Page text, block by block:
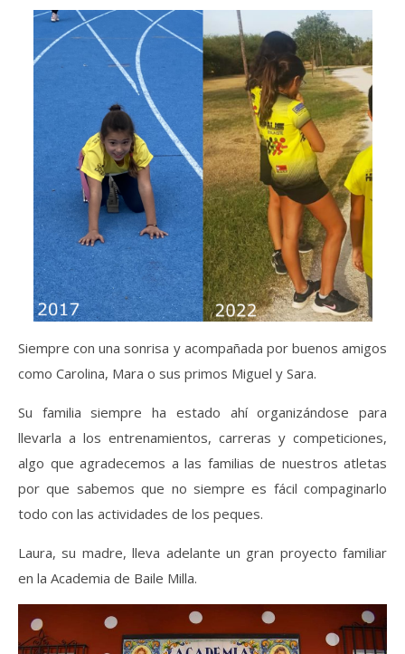
Siempre con una sonrisa y acompañada por buenos amigos
como Carolina, Mara o sus primos Miguel y Sara.
Su familia siempre ha estado ahí organizándose para
llevarla a los entrenamientos, carreras y competiciones,
algo que agradecemos a las familias de nuestros atletas
por que sabemos que no siempre es fácil compaginarlo
todo con las actividades de los peques.
Laura, su madre, lleva adelante un gran proyecto familiar
en la Academia de Baile Milla.